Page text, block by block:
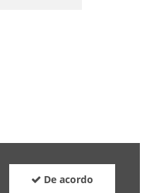
De acordo